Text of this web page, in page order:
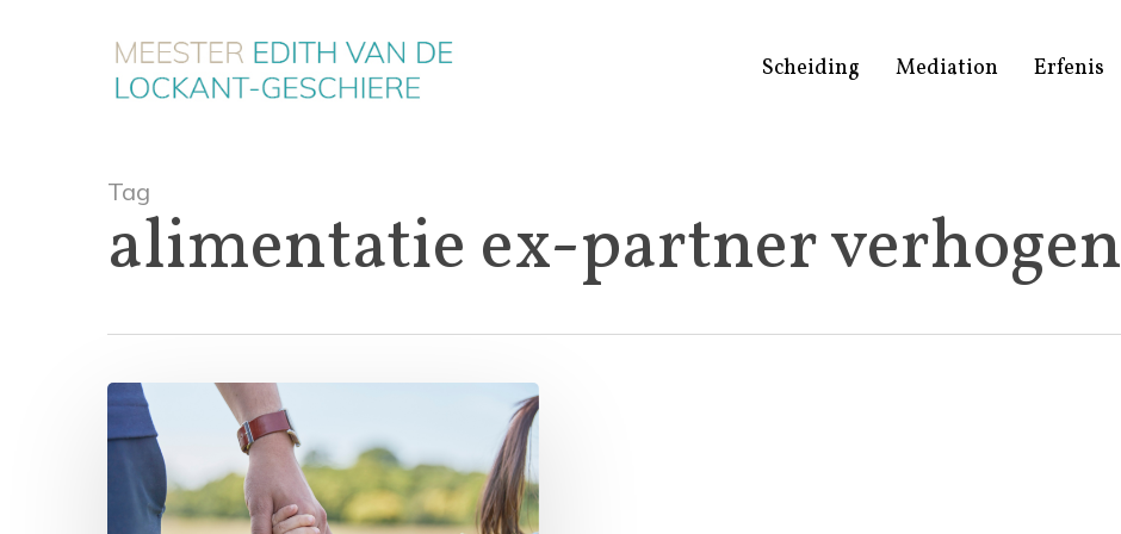
Scheiding Mediation Erfenis
Tag
alimentatie ex-partner verhogen